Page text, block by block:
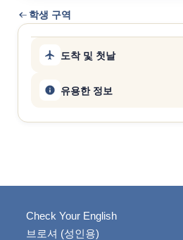
학생 구역
도착 및 첫날
유용한 정보
Check Your English
브로셔 (성인용)